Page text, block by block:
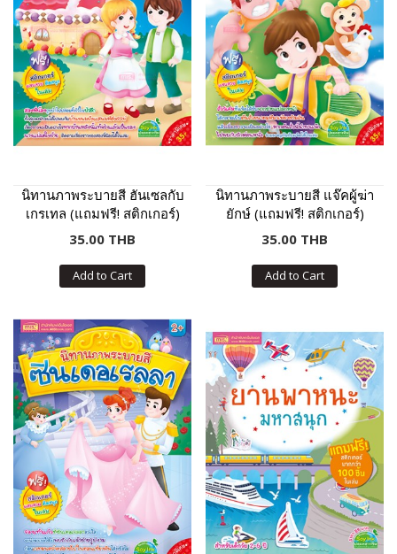
นิทานภาพระบายสี ฮันเซลกับ
เกรเทล (แถมฟรี! สติกเกอร์)
35.00 THB
Add to Cart
นิทานภาพระบายสี แจ๊คผู้ฆ่า
ยักษ์ (แถมฟรี! สติกเกอร์)
35.00 THB
Add to Cart